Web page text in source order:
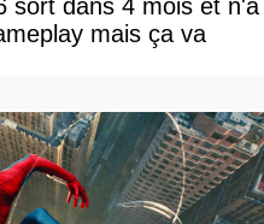
sort dans 4 mois et n'a
mais ça va